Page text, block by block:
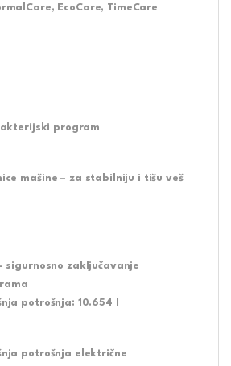
EcoCare, TimeCare
program
mašine – za stabilniju i tišu veš
sigurnosno zaključavanje
potrošnja: 10.654 l
potrošnja električne